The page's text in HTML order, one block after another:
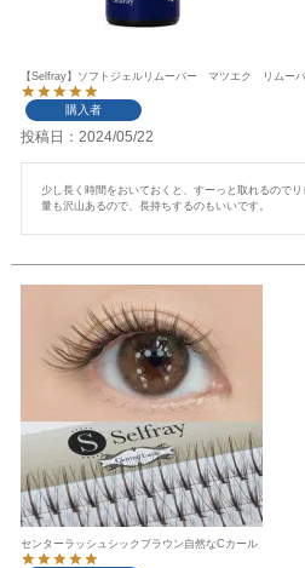
【Selfray】ソフトジェルリムーバー マツエク リム
購入者
投稿日 2024/05/22
少し長く時間をおいておくと、すーっと取れるのでリ
量も沢山あるので、長持ちするのもいいです。
センターラッシュシックブラウン自然なCカール